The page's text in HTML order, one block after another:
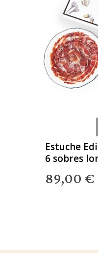
Estuche
6 sobres
89,00 €